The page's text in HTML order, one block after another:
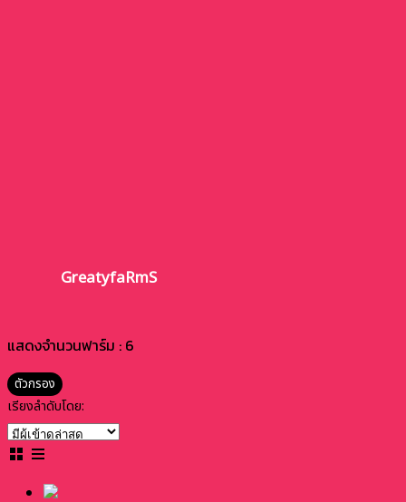
GreatyfaRmS
แสดงจำนวนฟาร์ม : 6
ตัวกรอง
เรียงลำดับโดย: